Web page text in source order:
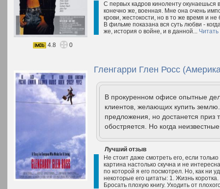
С первых кадров киноленту
конечно же, военная. Мне она очень
крови, жестокости, но в то же время и
В фильме показана вся суть любви -
же, история о войне, и в данной...
4.8
0
Гленгарри Глен Росс
В прокуренном офисе опытные
клиентов, желающих купить
предложения, но достанется
обостряется. Но когда
Лучший отзыв
Не стоит даже смотреть его, если
картина настолько скучна и не
по которой я его посмотрел. Но, как ни
некоторые его цитаты: 1. Жизнь
Бросать плохую книгу. Уходить от